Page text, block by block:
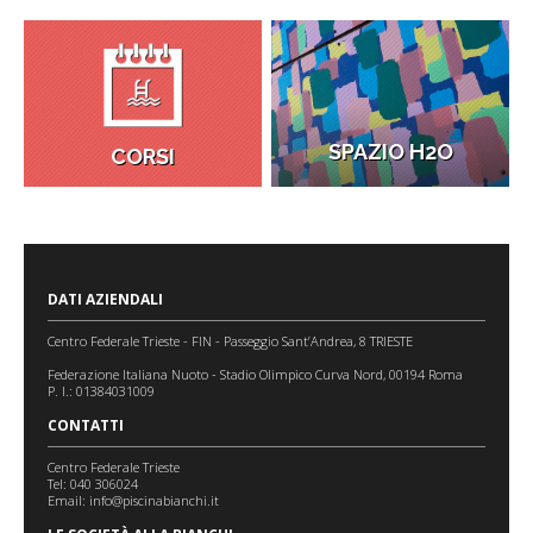
CORSI SPAZIO H2O
DATI AZIENDALI
Centro Federale Trieste - FIN - Passeggio Sant’Andrea, 8 TRIESTE
Federazione Italiana Nuoto - Stadio Olimpico Curva Nord, 00194 Roma
P. I.: 01384031009
CONTATTI
Centro Federale Trieste
Tel: 040 306024
Email: info@piscinabianchi.it